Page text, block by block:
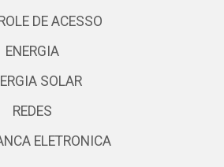
DE ACESSO
ENERGIA
SOLAR
REDES
ELETRONICA